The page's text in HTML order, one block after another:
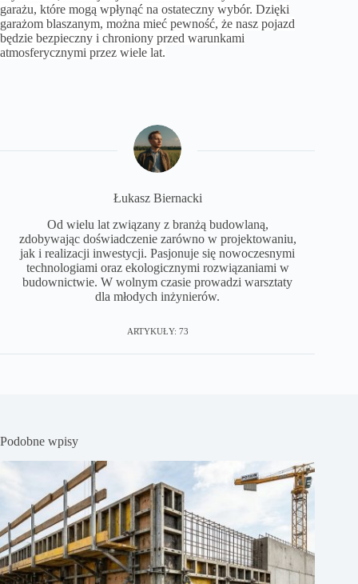
garażu, które mogą wpłynąć na ostateczny wybór. Dzięki
garażom blaszanym, można mieć pewność, że nasz pojazd
będzie bezpieczny i chroniony przed warunkami
atmosferycznymi przez wiele lat.
Łukasz Biernacki
Od wielu lat związany z branżą budowlaną,
zdobywając doświadczenie zarówno w projektowaniu,
jak i realizacji inwestycji. Pasjonuje się nowoczesnymi
technologiami oraz ekologicznymi rozwiązaniami w
budownictwie. W wolnym czasie prowadzi warsztaty
dla młodych inżynierów.
ARTYKUŁY: 73
Podobne wpisy